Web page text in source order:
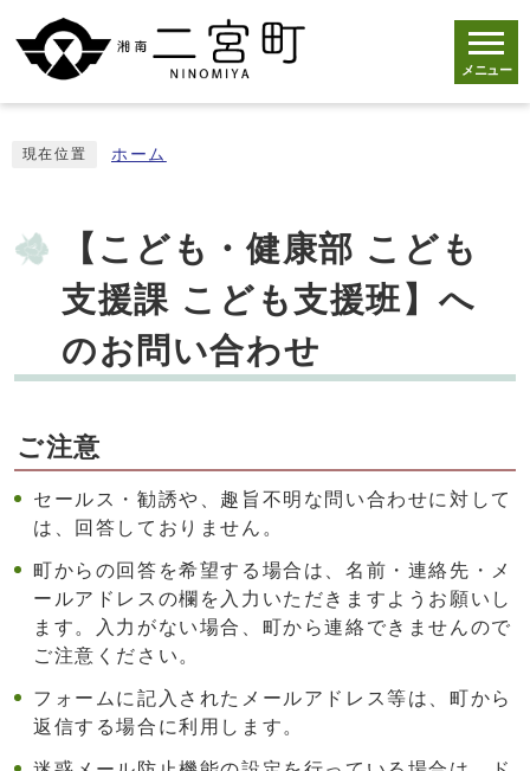
メニュー
現在位置 ホーム
【こども・健康部 こども
支援課 こども支援班】へ
のお問い合わせ
ご注意
セールス・勧誘や、趣旨不明な問い合わせに対して
は、回答しておりません。
町からの回答を希望する場合は、名前・連絡先・メ
ールアドレスの欄を入力いただきますようお願いし
ます。入力がない場合、町から連絡できませんので
ご注意ください。
フォームに記入されたメールアドレス等は、町から
返信する場合に利用します。